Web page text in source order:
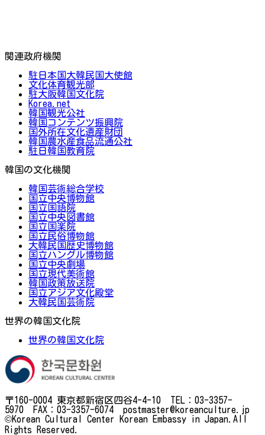
関連政府機関
駐日本国大韓民国大使館
文化体育観光部
駐大阪韓国文化院
Korea.net
韓国観光公社
韓国コンテンツ振興院
国外所在文化遺産財団
韓国農水産食品流通公社
駐日韓国教育院
韓国の文化機関
韓国芸術総合学校
国立中央博物館
国立国語院
国立中央図書館
国立国楽院
国立民俗博物館
大韓民国歴史博物館
国立ハングル博物館
国立中央劇場
国立現代美術館
韓国政策放送院
国立アジア文化殿堂
大韓民国芸術院
世界の韓国文化院
世界の韓国文化院
〒160-0004 東京都新宿区四谷4-4-10 TEL：03-3357-
5970 FAX：03-3357-6074 postmaster@koreanculture.jp
©Korean Cultural Center Korean Embassy in Japan.All
Rights Reserved.